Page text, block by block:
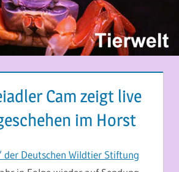
Cam zeigt live
im Horst
der Deutschen Wildtier Stiftung